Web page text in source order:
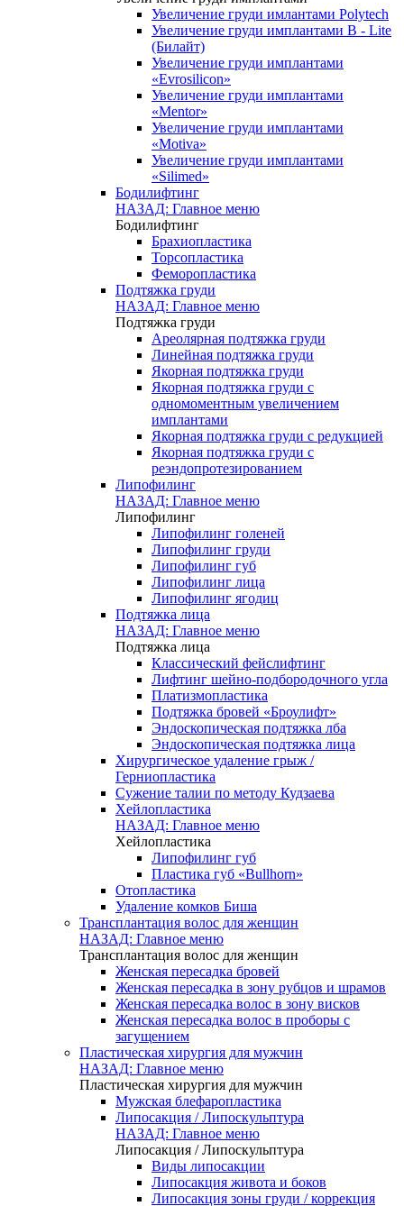
Увеличение груди имлантами Polytech
Увеличение груди имплантами B - Lite
(Билайт)
Увеличение груди имплантами
«Evrosilicon»
Увеличение груди имплантами
«Mentor»
Увеличение груди имплантами
«Motiva»
Увеличение груди имплантами
«Silimed»
Бодилифтинг
НАЗАД: Главное меню
Бодилифтинг
Брахиопластика
Торсопластика
Феморопластика
Подтяжка груди
НАЗАД: Главное меню
Подтяжка груди
Ареолярная подтяжка груди
Линейная подтяжка груди
Якорная подтяжка груди
Якорная подтяжка груди с
одномоментным увеличением
имплантами
Якорная подтяжка груди с редукцией
Якорная подтяжка груди с
реэндопротезированием
Липофилинг
НАЗАД: Главное меню
Липофилинг
Липофилинг голеней
Липофилинг груди
Липофилинг губ
Липофилинг лица
Липофилинг ягодиц
Подтяжка лица
НАЗАД: Главное меню
Подтяжка лица
Классический фейслифтинг
Лифтинг шейно-подбородочного угла
Платизмопластика
Подтяжка бровей «Броулифт»
Эндоскопическая подтяжка лба
Эндоскопическая подтяжка лица
Хирургическое удаление грыж /
Герниопластика
Сужение талии по методу Кудзаева
Хейлопластика
НАЗАД: Главное меню
Хейлопластика
Липофилинг губ
Пластика губ «Bullhorn»
Отопластика
Удаление комков Биша
Трансплантация волос для женщин
НАЗАД: Главное меню
Трансплантация волос для женщин
Женская пересадка бровей
Женская пересадка в зону рубцов и шрамов
Женская пересадка волос в зону висков
Женская пересадка волос в проборы с
загущением
Пластическая хирургия для мужчин
НАЗАД: Главное меню
Пластическая хирургия для мужчин
Мужская блефаропластика
Липосакция / Липоскульптура
НАЗАД: Главное меню
Липосакция / Липоскульптура
Виды липосакции
Липосакция живота и боков
Липосакция зоны груди / коррекция